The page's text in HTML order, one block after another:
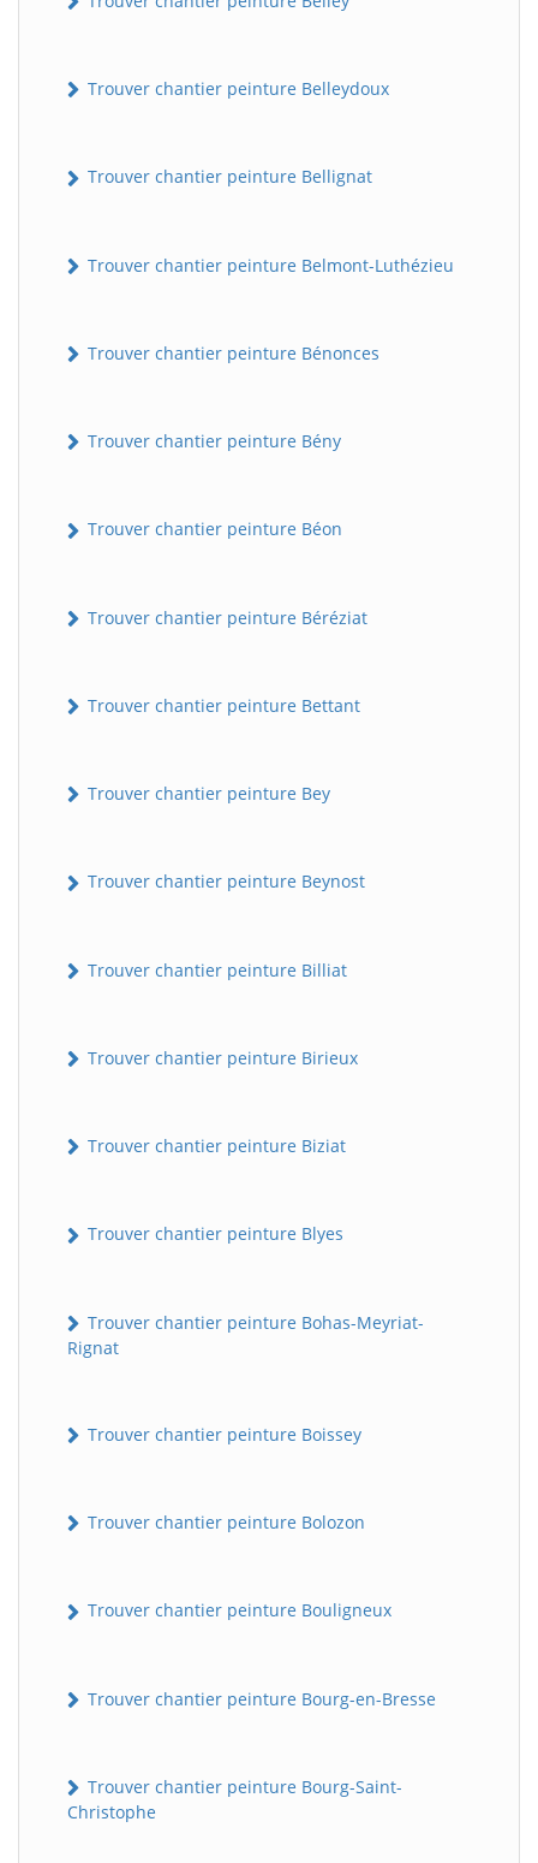
Trouver chantier peinture Belleydoux
Trouver chantier peinture Bellignat
Trouver chantier peinture Belmont-Luthézieu
Trouver chantier peinture Bénonces
Trouver chantier peinture Bény
Trouver chantier peinture Béon
Trouver chantier peinture Béréziat
Trouver chantier peinture Bettant
Trouver chantier peinture Bey
Trouver chantier peinture Beynost
Trouver chantier peinture Billiat
Trouver chantier peinture Birieux
Trouver chantier peinture Biziat
Trouver chantier peinture Blyes
Trouver chantier peinture Bohas-Meyriat-
Rignat
Trouver chantier peinture Boissey
Trouver chantier peinture Bolozon
Trouver chantier peinture Bouligneux
Trouver chantier peinture Bourg-en-Bresse
Trouver chantier peinture Bourg-Saint-
Christophe